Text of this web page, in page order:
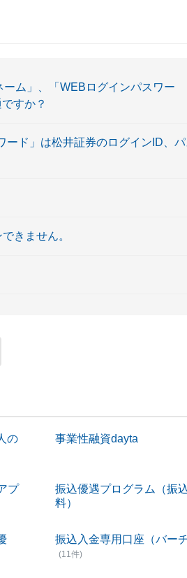
ム」、「WEBログインパスワー
すか？
ード」は松井証券のログインID、パ
きません。
の
事業性融資dayta
プ
振込優遇プログラム（振
料）
振込入金専用口座（バー
(11件)